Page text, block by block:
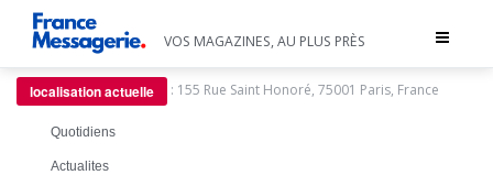
Toggle
VOS MAGAZINES, AU PLUS PRÈS
localisation actuelle : 155 Rue Saint Honoré, 75001 Paris, France
Quotidiens
Actualites